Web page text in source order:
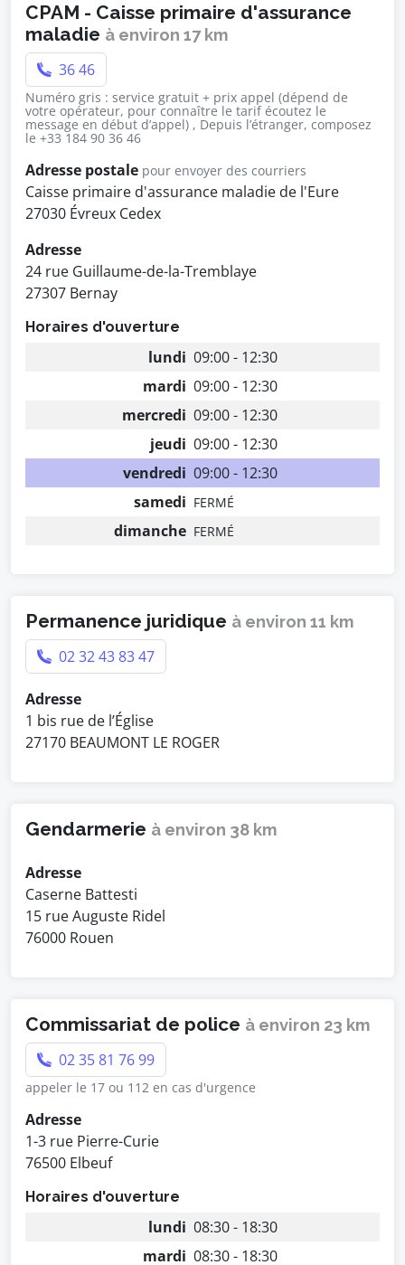
CPAM - Caisse primaire d'assurance
maladie à environ 17 km
36 46
Numéro gris : service gratuit + prix appel (dépend de
votre opérateur, pour connaître le tarif écoutez le
message en début d’appel) , Depuis l’étranger, composez
le +33 184 90 36 46
Adresse postale pour envoyer des courriers
Caisse primaire d'assurance maladie de l'Eure
27030 Évreux Cedex
Adresse
24 rue Guillaume-de-la-Tremblaye
27307 Bernay
Horaires d'ouverture
lundi 09:00 - 12:30
mardi 09:00 - 12:30
mercredi 09:00 - 12:30
jeudi 09:00 - 12:30
vendredi 09:00 - 12:30
samedi FERMÉ
dimanche FERMÉ
Permanence juridique à environ 11 km
02 32 43 83 47
Adresse
1 bis rue de l’Église
27170 BEAUMONT LE ROGER
Gendarmerie à environ 38 km
Adresse
Caserne Battesti
15 rue Auguste Ridel
76000 Rouen
Commissariat de police à environ 23 km
02 35 81 76 99
appeler le 17 ou 112 en cas d'urgence
Adresse
1-3 rue Pierre-Curie
76500 Elbeuf
Horaires d'ouverture
lundi 08:30 - 18:30
mardi 08:30 - 18:30